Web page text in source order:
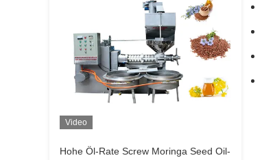
Video
Hohe Öl-Rate Screw Moringa Seed Oil-